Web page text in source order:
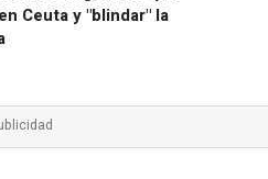
Ceuta y "blindar" la